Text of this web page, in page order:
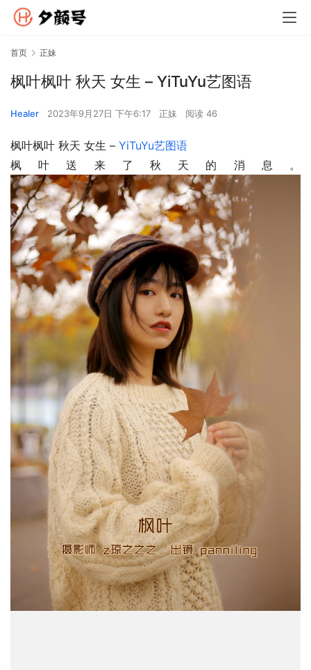
首页 正妹
枫叶枫叶 秋天 女生 – YiTuYu艺图语
Healer 2023年9月27日 下午6:17 正妹 阅读 46
枫叶枫叶 秋天 女生 – YiTuYu艺图语
枫叶送来了秋天的消息。